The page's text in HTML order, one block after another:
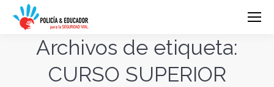
Archivos de etiqueta:
CURSO SUPERIOR